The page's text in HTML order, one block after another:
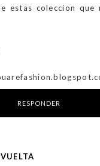
estas coleccion que
RESPONDER